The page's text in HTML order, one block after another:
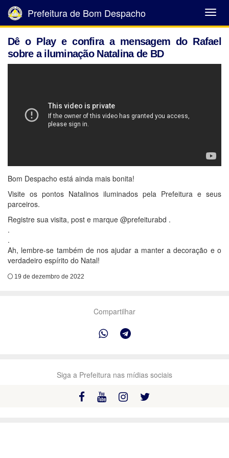
Abrir
Menu
Prefeitura de Bom Despacho
Dê o Play e confira a mensagem do Rafael
sobre a iluminação Natalina de BD
Bom Despacho está ainda mais bonita!
Visite os pontos Natalinos iluminados pela Prefeitura e seus
parceiros.
Registre sua visita, post e marque @prefeiturabd .
.
.
Ah, lembre-se também de nos ajudar a manter a decoração e o
verdadeiro espírito do Natal!
19 de dezembro de 2022
Compartilhar
Siga a Prefeitura nas mídias sociais